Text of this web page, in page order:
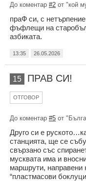
До коментар #2 от "кой
праФ си, с
фъфлещи на
азбиката.
13:35 26.05.2026
15 ПРАВ СИ!
ОТГОВОР
До коментар #5 от
Друго си е
станцията, ще се
свързано със
мусквата има и
маршрути, направени
“пластмасови